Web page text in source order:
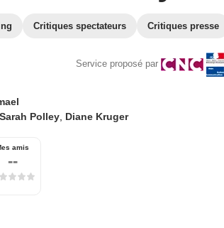
Critiques spectateurs Critiques presse
Service proposé par
Sarah Polley, Diane Kruger
amis
--